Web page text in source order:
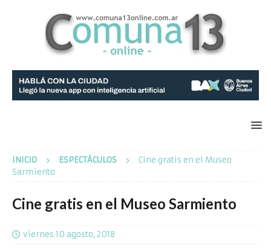
INICIO ESPECTÁCULOS
Cine gratis en el Museo
Sarmiento
Cine gratis en el Museo Sarmiento
viernes 10 agosto, 2018